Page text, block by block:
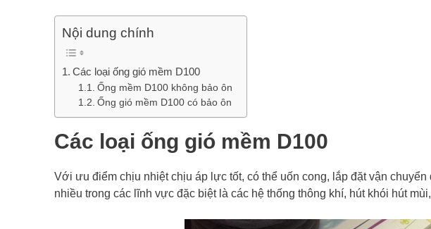
Nội dung chính
Các loại ống gió mềm D100
Ống mềm D100 không bảo ôn
Ống gió mềm D100 có bảo ôn
Các loại ống gió mềm D100
Với ưu điểm chịu nhiệt chịu áp lực tốt, có thể uốn cong, lắp đặt vận
nhiều trong các lĩnh vực đặc biệt là các hệ thống thông khí, hút khói hút